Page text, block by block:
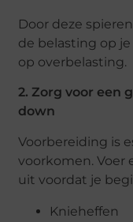
Door deze
de belasting op
op overbelasting.
2. Zorg voor een
down
Voorbereiding is
voorkomen. Voer
uit voordat je
Knieheffen